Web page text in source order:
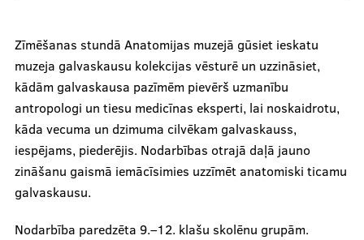
Zīmēšanas stundā Anatomijas muzejā gūsiet ieskatu
muzeja galvaskausu kolekcijas vēsturē un uzzināsiet,
kādām galvaskausa pazīmēm pievērš uzmanību
antropologi un tiesu medicīnas eksperti, lai noskaidrotu,
kāda vecuma un dzimuma cilvēkam galvaskauss,
iespējams, piederējis. Nodarbības otrajā daļā jauno
zināšanu gaismā iemācīsimies uzzīmēt anatomiski ticamu
galvaskausu.
Nodarbība paredzēta 9.–12. klašu skolēnu grupām.